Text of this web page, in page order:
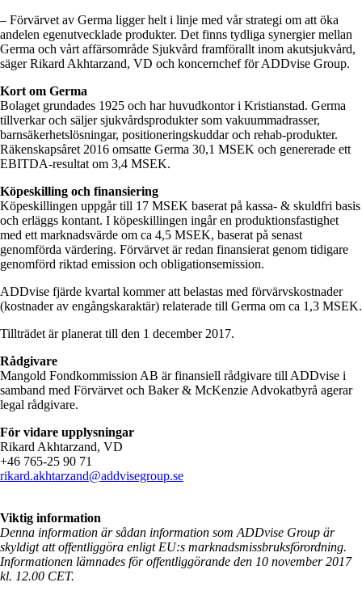
– Förvärvet av Germa ligger helt i linje med vår strategi om att öka
andelen egenutvecklade produkter. Det finns tydliga synergier mellan
Germa och vårt affärsområde Sjukvård framförallt inom akutsjukvård,
säger Rikard Akhtarzand, VD och koncernchef för ADDvise Group.
Kort om Germa
Bolaget grundades 1925 och har huvudkontor i Kristianstad. Germa
tillverkar och säljer sjukvårdsprodukter som vakuummadrasser,
barnsäkerhetslösningar, positioneringskuddar och rehab-produkter.
Räkenskapsåret 2016 omsatte Germa 30,1 MSEK och genererade ett
EBITDA-resultat om 3,4 MSEK.
Köpeskilling och finansiering
Köpeskillingen uppgår till 17 MSEK baserat på kassa- & skuldfri basis
och erläggs kontant. I köpeskillingen ingår en produktionsfastighet
med ett marknadsvärde om ca 4,5 MSEK, baserat på senast
genomförda värdering. Förvärvet är redan finansierat genom tidigare
genomförd riktad emission och obligationsemission.
ADDvise fjärde kvartal kommer att belastas med förvärvskostnader
(kostnader av engångskaraktär) relaterade till Germa om ca 1,3 MSEK.
Tillträdet är planerat till den 1 december 2017.
Rådgivare
Mangold Fondkommission AB är finansiell rådgivare till ADDvise i
samband med Förvärvet och Baker & McKenzie Advokatbyrå agerar
legal rådgivare.
För vidare upplysningar
Rikard Akhtarzand, VD
+46 765-25 90 71
rikard.akhtarzand@addvisegroup.se
Viktig information
Denna information är sådan information som ADDvise Group är
skyldigt att offentliggöra enligt EU:s marknadsmissbruksförordning.
Informationen lämnades för offentliggörande den 10 november 2017
kl. 12.00 CET.